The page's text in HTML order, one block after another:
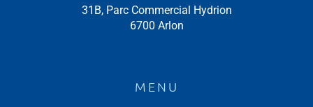
31B, Parc Commercial Hydrion
6700 Arlon
MENU